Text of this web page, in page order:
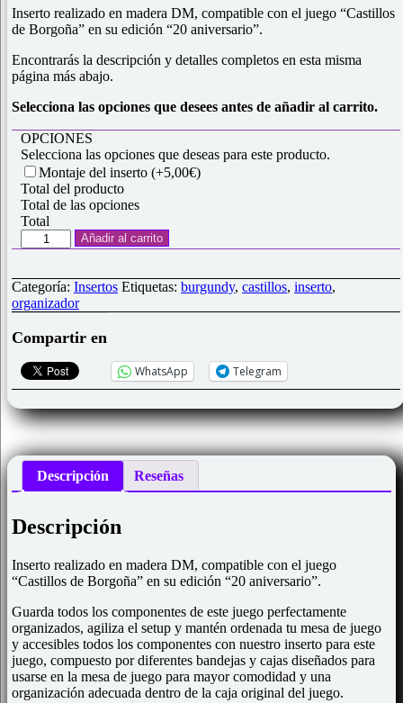
de un
cliente
Inserto realizado en madera DM, compatible con el juego “Castillos
de Borgoña” en su edición “20 aniversario”.
Encontrarás la descripción y detalles completos en esta misma
página más abajo.
Selecciona las opciones que desees antes de añadir al carrito.
OPCIONES
Selecciona las opciones que deseas para este producto.
Montaje del inserto (+5,00€)
Total del producto
Total de las opciones
Total
Inserto
para
de
Borgoña"
cantidad
Añadir al carrito
Categoría: Insertos Etiquetas: burgundy, castillos, inserto,
organizador
Compartir en
WhatsApp Telegram
Descripción Reseñas
Descripción
Inserto realizado en madera DM, compatible con el juego
“Castillos de Borgoña” en su edición “20 aniversario”.
Guarda todos los componentes de este juego perfectamente
organizados, agiliza el setup y mantén ordenada tu mesa de juego
y accesibles todos los componentes con nuestro inserto para este
juego, compuesto por diferentes bandejas y cajas diseñados para
usarse en la mesa de juego para mayor comodidad y una
organización adecuada dentro de la caja original del juego.